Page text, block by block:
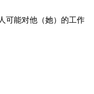
能对他（她）的工作